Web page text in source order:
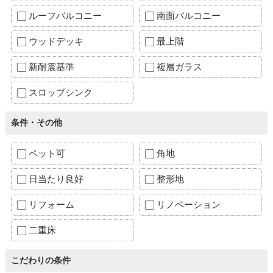
ルーフバルコニー 南面バルコニー
ウッドデッキ 最上階
新耐震基準 複層ガラス
スロップシンク
条件・その他
ペット可 角地
日当たり良好 整形地
リフォーム リノベーション
二重床
こだわりの条件